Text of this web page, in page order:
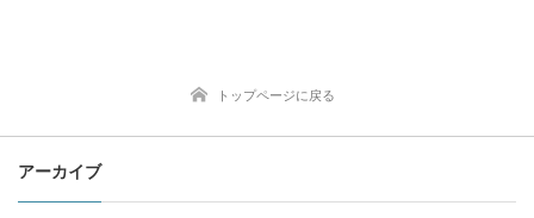
トップページに戻る
アーカイブ